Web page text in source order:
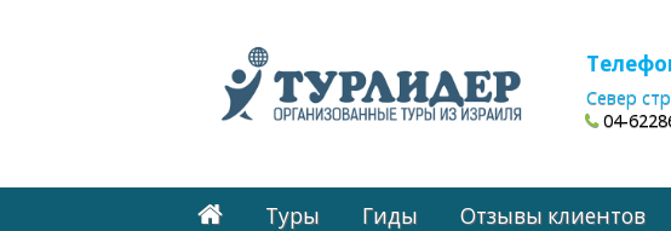
Север
04-
Туры Гиды Отзывы клиентов